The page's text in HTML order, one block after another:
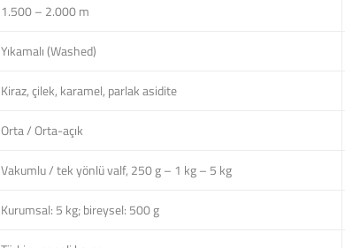
1.500 – 2.000 m
Yıkamalı (Washed)
Kiraz, çilek, karamel, parlak asidite
Orta / Orta-açık
Vakumlu / tek yönlü valf, 250 g – 1 kg – 5 kg
Kurumsal: 5 kg; bireysel: 500 g